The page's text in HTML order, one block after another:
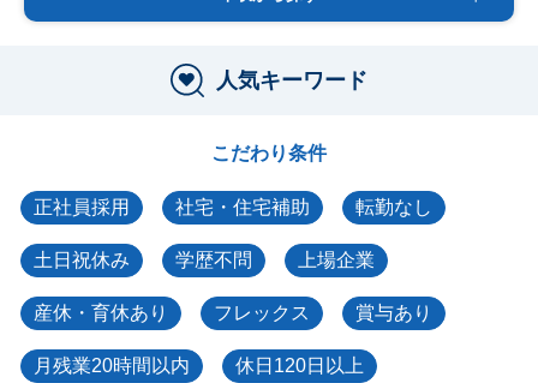
人気キーワード
こだわり条件
正社員採用 社宅・住宅補助 転勤なし
土日祝休み 学歴不問 上場企業
産休・育休あり フレックス 賞与あり
月残業20時間以内 休日120日以上